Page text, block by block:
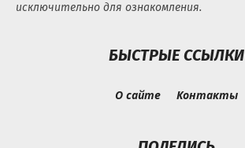
исключительно для ознакомления.
БЫСТРЫЕ ССЫЛКИ
О сайте Контакты